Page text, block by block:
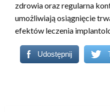
zdrowia oraz regularna
umożliwiają osiągnięcie
efektów leczenia
Udostępnij